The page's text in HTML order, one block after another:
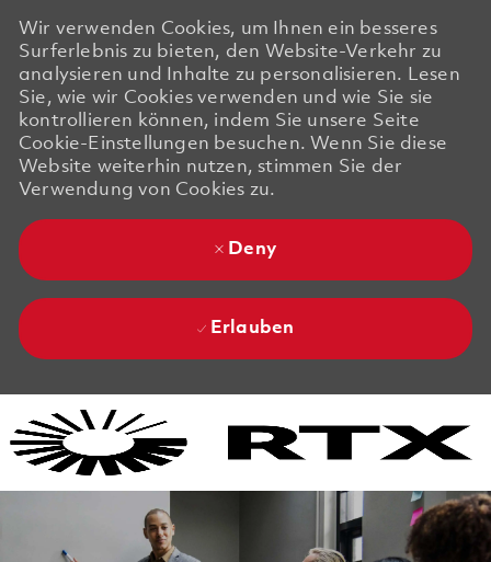
Wir verwenden Cookies, um Ihnen ein besseres
Surferlebnis zu bieten, den Website-Verkehr zu
analysieren und Inhalte zu personalisieren. Lesen
Sie, wie wir Cookies verwenden und wie Sie sie
kontrollieren können, indem Sie unsere Seite
Cookie-Einstellungen besuchen. Wenn Sie diese
Website weiterhin nutzen, stimmen Sie der
Verwendung von Cookies zu.
Deny
Erlauben